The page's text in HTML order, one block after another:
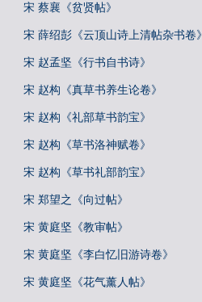
宋 蔡襄《贫贤帖》
宋 薛绍彭《云顶山诗上清帖杂书卷》
宋 赵孟坚《行书自书诗》
宋 赵构《真草书养生论卷》
宋 赵构《礼部草书韵宝》
宋 赵构《草书洛神赋卷》
宋 赵构《草书礼部韵宝》
宋 郑望之《向过帖》
宋 黄庭坚《教审帖》
宋 黄庭坚《李白忆旧游诗卷》
宋 黄庭坚《花气薰人帖》